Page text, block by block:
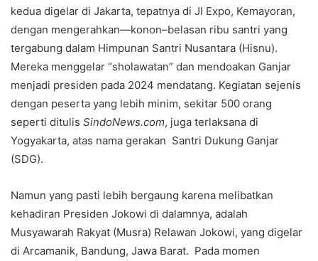
kedua digelar di Jakarta, tepatnya di JI Expo, Kemayoran,
dengan mengerahkan—konon–belasan ribu santri yang
tergabung dalam Himpunan Santri Nusantara (Hisnu).
Mereka menggelar “sholawatan” dan mendoakan Ganjar
menjadi presiden pada 2024 mendatang. Kegiatan sejenis
dengan peserta yang lebih minim, sekitar 500 orang
seperti ditulis SindoNews.com, juga terlaksana di
Yogyakarta, atas nama gerakan Santri Dukung Ganjar
(SDG).
Namun yang pasti lebih bergaung karena melibatkan
kehadiran Presiden Jokowi di dalamnya, adalah
Musyawarah Rakyat (Musra) Relawan Jokowi, yang digelar
di Arcamanik, Bandung, Jawa Barat. Pada momen